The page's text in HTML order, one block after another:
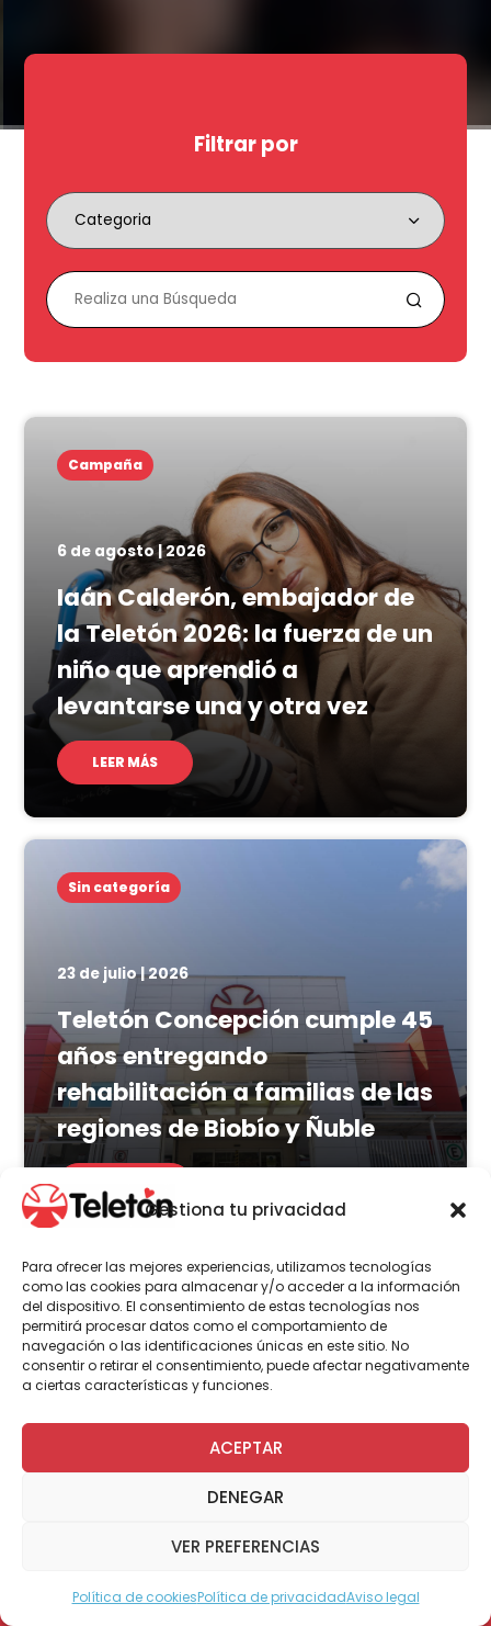
Gestiona tu privacidad
Para ofrecer las mejores experiencias, utilizamos tecnologías
como las cookies para almacenar y/o acceder a la información
del dispositivo. El consentimiento de estas tecnologías nos
permitirá procesar datos como el comportamiento de
navegación o las identificaciones únicas en este sitio. No
consentir o retirar el consentimiento, puede afectar negativamente
a ciertas características y funciones.
ACEPTAR
DENEGAR
VER PREFERENCIAS
Política de cookiesPolítica de privacidadAviso legal
Filtrar por
Campaña
6 de agosto | 2026
Iaán Calderón, embajador de
la Teletón 2026: la fuerza de un
niño que aprendió a
levantarse una y otra vez
LEER MÁS
Sin categoría
23 de julio | 2026
Teletón Concepción cumple 45
años entregando
rehabilitación a familias de las
regiones de Biobío y Ñuble
LEER MÁS
Actualidad Voluntariado
23 de julio | 2026
Programa Abre: Voluntariado
de Teletón mejoró
viviendas a nivel nacional
LEER MÁS Modo Accesible